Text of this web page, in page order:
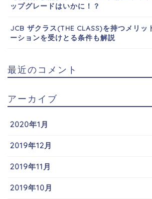
ップグレードはいかに！？
JCB ザクラス(THE CLASS)を持つメリッ
ーションを受けとる条件も解説
最近のコメント
アーカイブ
2020年1月
2019年12月
2019年11月
2019年10月